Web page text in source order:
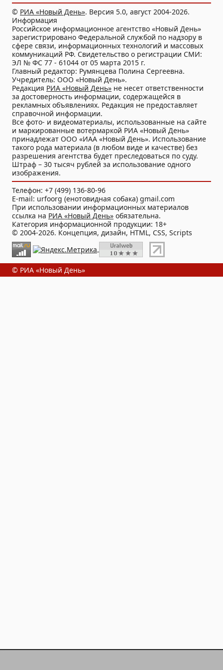
© РИА «Новый День». Версия 5.0, август 2004-2026.
Информация
Российское информационное агентство «Новый День»
зарегистрировано Федеральной службой по надзору в
сфере связи, информационных технологий и массовых
коммуникаций РФ. Свидетельство о регистрации СМИ:
ЭЛ № ФС 77 - 61044 от 05 марта 2015 г.
Главный редактор: Румянцева Полина Сергеевна.
Учредитель: ООО «Новый День».
Редакция РИА «Новый День» не несет ответственности
за достоверность информации, содержащейся в
рекламных объявлениях. Редакция не предоставляет
справочной информации.
Все фото- и видеоматериалы, использованные на сайте
и маркированные вотермаркой РИА «Новый День»
принадлежат ООО «ИАА «Новый День». Использование
такого рода материала (в любом виде и качестве) без
разрешения агентства будет преследоваться по суду.
Штраф – 30 тысяч рублей за использование одного
изображения.
Телефон: +7 (499) 136-80-96
E-mail: urfoorg (енотовидная собака) gmail.com
При использовании информационных материалов
ссылка на РИА «Новый День» обязательна.
Категория информационной продукции: 18+
© 2004-2026. Концепция, дизайн, HTML, CSS, Scripts
© РИА «Новый День»